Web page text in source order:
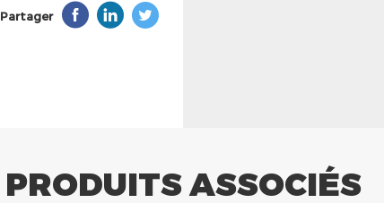
Partager
PRODUITS ASSOCIÉS